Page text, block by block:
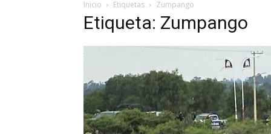
Inicio Etiquetas Zumpango
Etiqueta: Zumpango